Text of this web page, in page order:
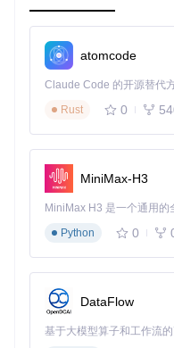
# 探索BKMoneyKit：打造
atomcode
Rust
0
MiniMax-H3
Python
0
DataFlow
基于大模型算子和工作流